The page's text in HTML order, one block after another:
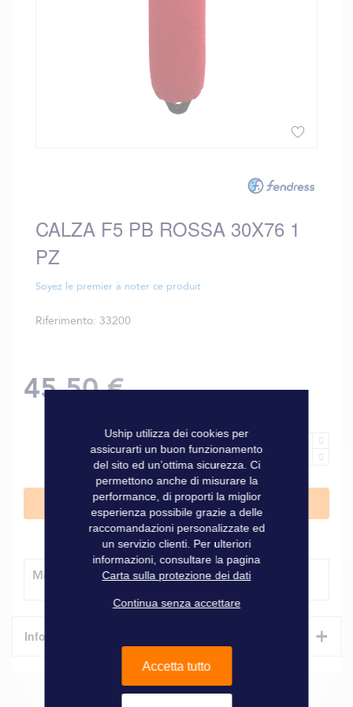
di
immagini
CALZA F5 PB ROSSA 30X76 1
PZ
Soyez le premier à noter ce produit
Riferimento 33200
45,50 €
Aggiungi al Carrello
Modalità di consegna
Informazioni tecniche +
Caratteristiche
Uship utilizza dei cookies per
assicurarti un buon funzionamento
del sito ed un’ottima sicurezza. Ci
permettono anche di misurare la
performance, di proporti la miglior
esperienza possibile grazie a delle
raccomandazioni personalizzate ed
un servizio clienti. Per ulteriori
informazioni, consultare la pagina
Carta sulla protezione dei dati
Continua senza accettare
Accetta tutto